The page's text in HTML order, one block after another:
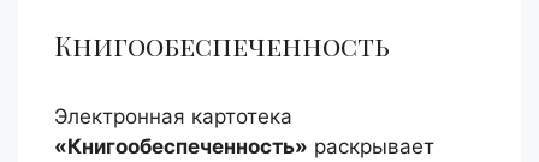
Книгообеспеченность
Электронная картотека
«Книгообеспеченность» раскрывает